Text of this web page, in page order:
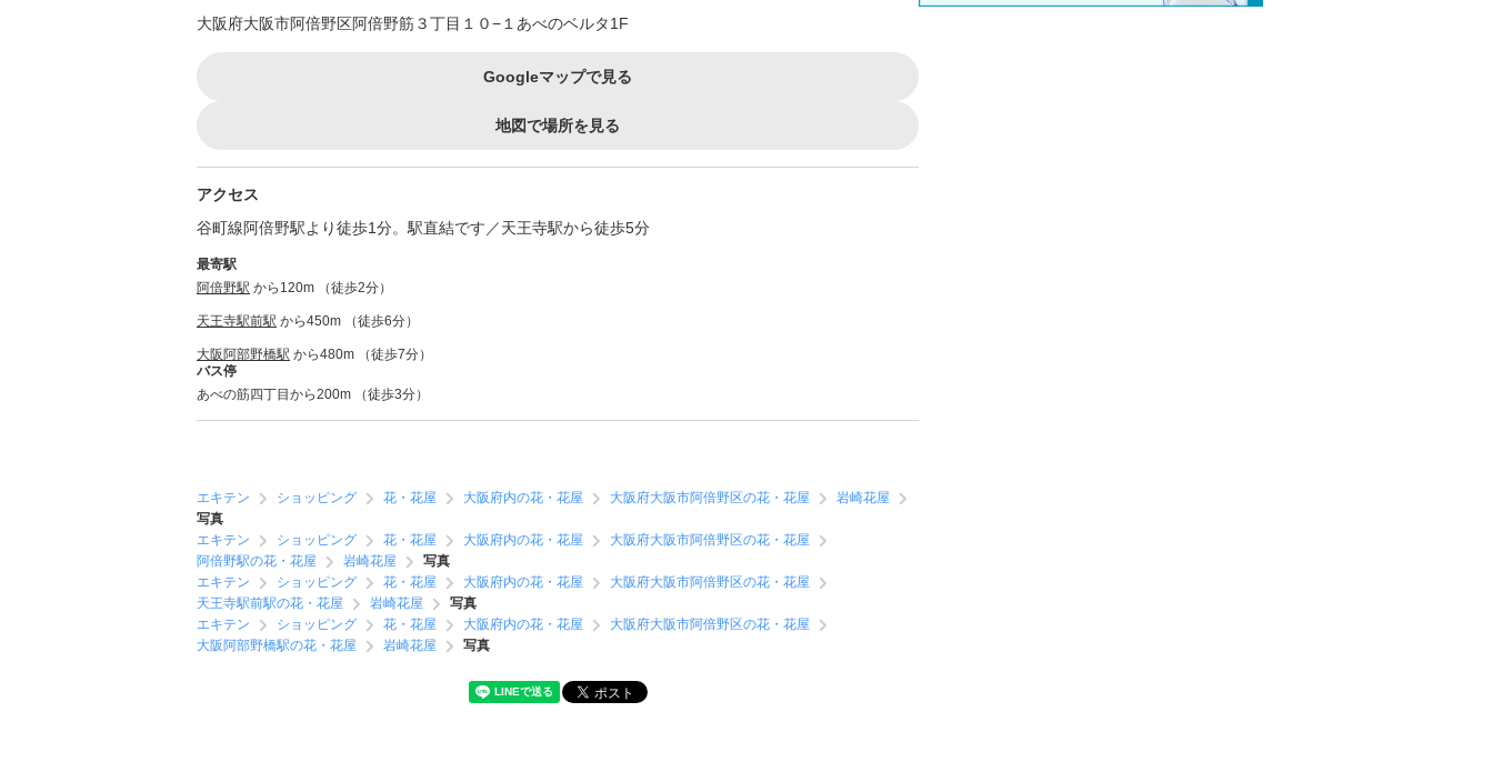
大阪府大阪市阿倍野区阿倍野筋３丁目１０−１あべのベルタ1F
Googleマップで見る
地図で場所を見る
アクセス
谷町線阿倍野駅より徒歩1分。駅直結です／天王寺駅から徒歩5分
最寄駅
阿倍野駅 から120m （徒歩2分）
天王寺駅前駅 から450m （徒歩6分）
大阪阿部野橋駅 から480m （徒歩7分）
バス停
あべの筋四丁目から200m （徒歩3分）
エキテン ショッピング 花・花屋 大阪府内の花・花屋 大阪府大阪市阿倍野区の花・花屋
岩崎花屋
写真
エキテン
ショッピング 花・花屋 大阪府内の花・花屋
大阪府大阪市阿倍野区の花・花屋
阿倍野駅の花・花屋
岩崎花屋
写真
エキテン
ショッピング 花・花屋 大阪府内の花・花屋
大阪府大阪市阿倍野区の花・花屋
天王寺駅前駅の花・花屋
岩崎花屋
写真
エキテン
ショッピング 花・花屋 大阪府内の花・花屋
大阪府大阪市阿倍野区の花・花屋
大阪阿部野橋駅の花・花屋
岩崎花屋 写真